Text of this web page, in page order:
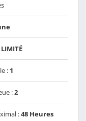
LIMITÉ
: 1
:2
:48 Heures